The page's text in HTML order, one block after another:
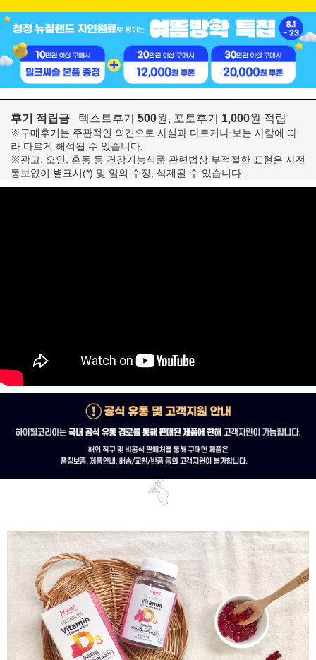
후기 적립금 텍스트후기 500원, 포토후기 1,000원 적립
※구매후기는 주관적인 의견으로 사실과 다르거나 보는 사람에 따
라 다르게 해석될 수 있습니다.
※광고, 오인, 혼동 등 건강기능식품 관련법상 부적절한 표현은 사전
통보없이 별표시(*) 및 임의 수정, 삭제될 수 있습니다.